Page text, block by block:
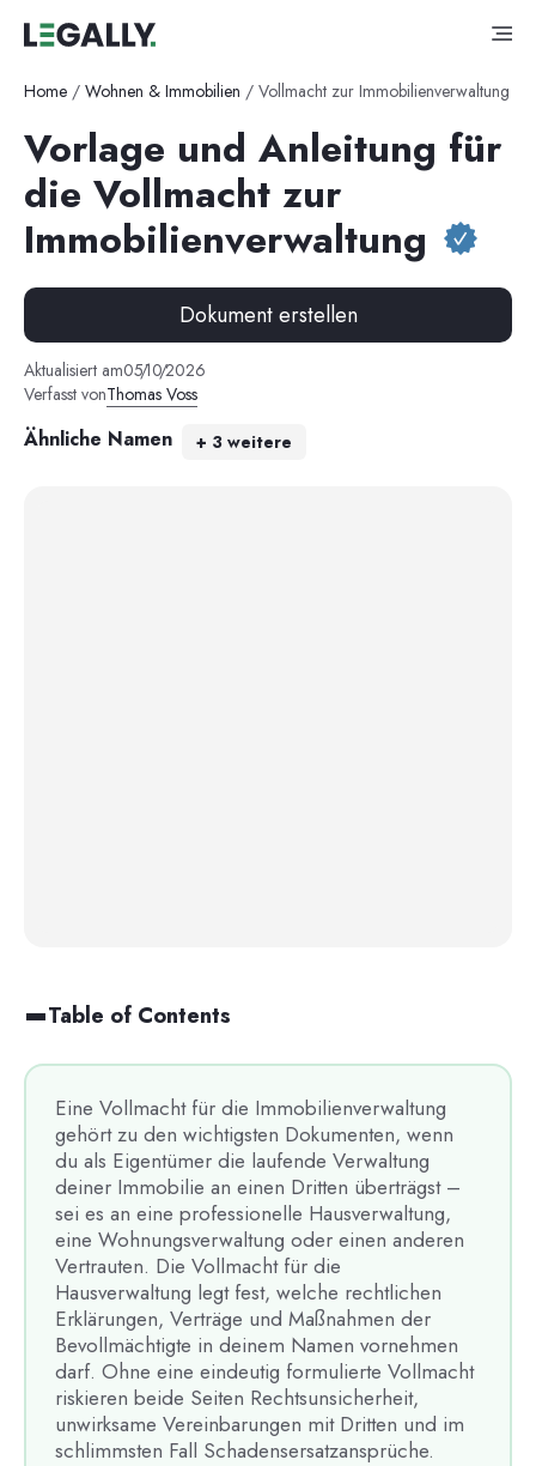
Home / Wohnen & Immobilien / Vollmacht zur Immobilienverwaltung
Vorlage und Anleitung für
die Vollmacht zur
Immobilienverwaltung
Dokument erstellen
Aktualisiert am05/10/2026
Verfasst vonThomas Voss
Ähnliche Namen + 3 weitere
Eine Vollmacht für die Immobilienverwaltung
gehört zu den wichtigsten Dokumenten, wenn
du als Eigentümer die laufende Verwaltung
deiner Immobilie an einen Dritten überträgst –
sei es an eine professionelle Hausverwaltung,
eine Wohnungsverwaltung oder einen anderen
Vertrauten. Die Vollmacht für die
Hausverwaltung legt fest, welche rechtlichen
Erklärungen, Verträge und Maßnahmen der
Bevollmächtigte in deinem Namen vornehmen
darf. Ohne eine eindeutig formulierte Vollmacht
riskieren beide Seiten Rechtsunsicherheit,
unwirksame Vereinbarungen mit Dritten und im
schlimmsten Fall Schadensersatzansprüche.
Table of Contents